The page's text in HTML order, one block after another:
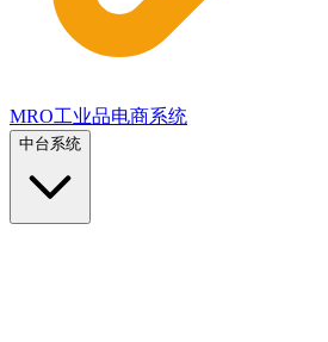
MRO工业品电商系统
中台系统